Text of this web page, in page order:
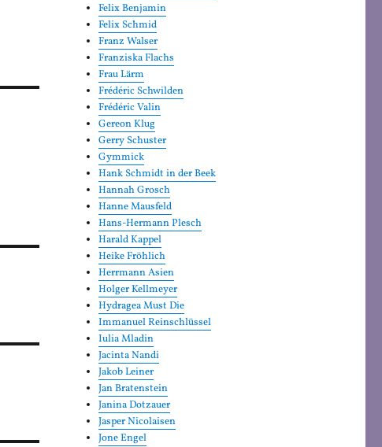
Felix Benjamin
Felix Schmid
Franz Walser
Franziska Flachs
Frau Lärm
Frédéric Schwilden
Frédéric Valin
Gereon Klug
Gerry Schuster
Gymmick
Hank Schmidt in der Beek
Hannah Grosch
Hanne Mausfeld
Hans-Hermann Plesch
Harald Kappel
Heike Fröhlich
Herrmann Asien
Holger Kellmeyer
Hydragea Must Die
Immanuel Reinschlüssel
Iulia Mladin
Jacinta Nandi
Jakob Leiner
Jan Bratenstein
Janina Dotzauer
Jasper Nicolaisen
Jone Engel